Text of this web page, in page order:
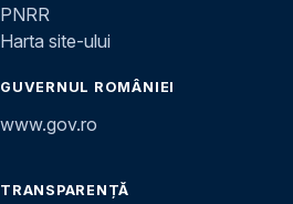
PNRR
Harta site-ului
GUVERNUL ROMÂNIEI
www.gov.ro
TRANSPARENȚĂ